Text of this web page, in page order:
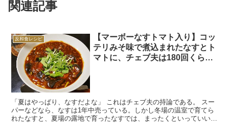
関連記事
反和食レシピ
【マーボーなすトマト入り】コッ
テリみそ味で煮込まれたなすとト
マトに、チェブ夫は180回くらい
「夏はやっぱり、なすだよな」 これはチェブ夫の持論である。 スー
パーなどなら、なすは1年中売っている。しかし冬場の温室で育てら
れたなすと、夏場の露地で育ったなすでは、まったくといっていいほ